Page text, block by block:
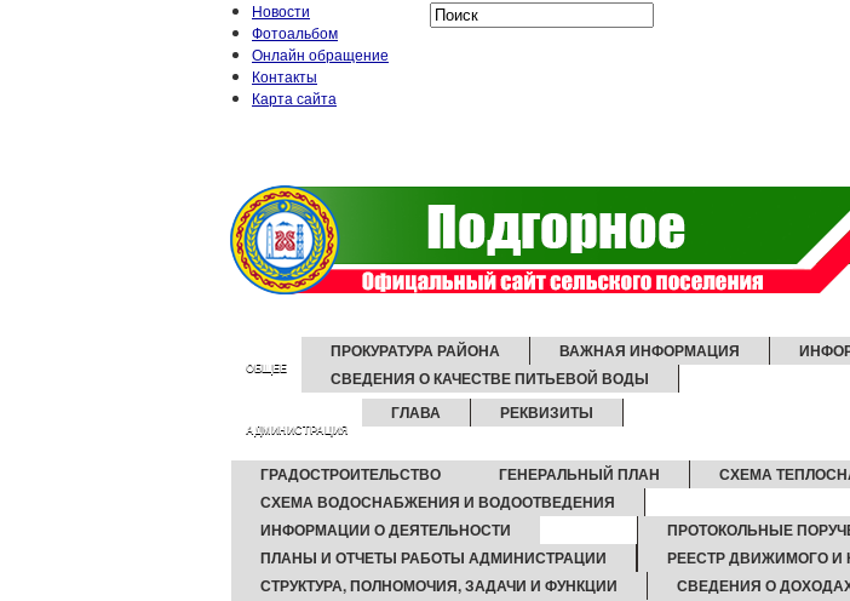
Новости
Фотоальбом
Онлайн обращение
Контакты
Карта сайта
ОБЩЕЕ
ПРОКУРАТУРА РАЙОНА ВАЖНАЯ ИНФОРМАЦИЯ
СВЕДЕНИЯ О КАЧЕСТВЕ ПИТЬЕВОЙ ВОДЫ
АДМИНИСТРАЦИЯ
ГЛАВА РЕКВИЗИТЫ
ГРАДОСТРОИТЕЛЬСТВО ГЕНЕРАЛЬНЫЙ ПЛАН СХЕМА
СХЕМА ВОДОСНАБЖЕНИЯ И ВОДООТВЕДЕНИЯ
ИНФОРМАЦИИ О ДЕЯТЕЛЬНОСТИ
ПЛАНЫ И ОТЧЕТЫ РАБОТЫ АДМИНИСТРАЦИИ
ПРОТОКОЛЬНЫЕ
РЕЕСТР ДВИЖИМОГО
СТРУКТУРА, ПОЛНОМОЧИЯ, ЗАДАЧИ И ФУНКЦИИ
СВЕДЕНИЯ О